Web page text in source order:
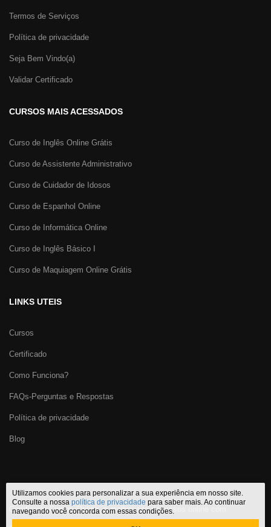
Termos de Serviços
Política de privacidade
Seja Bem Vindo(a)
Validar Certificado
CURSOS MAIS ACESSADOS
Curso de Inglês Online Grátis
Curso de Assistente Administrativo
Curso de Cuidador de Idosos
Curso de Espanhol Online
Curso de Informática Online
Curso de Inglês Básico I
Curso de Maquiagem Online Grátis
LINKS UTEIS
Cursos
Certificado
Como Funciona?
FAQs-Perguntas e Respostas
Política de privacidade
Blog
Certificado Cursos Online,o melhor site decursos online com
Utilizamos cookies para personalizar a sua experiência em nosso site.
Consulte a nossa política de privacidade para saber mais. Ao continuar
navegando você concorda com essas condições.